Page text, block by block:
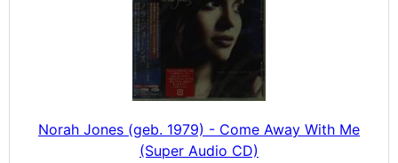
Norah Jones (geb. 1979) - Come Away With Me
(Super Audio CD)